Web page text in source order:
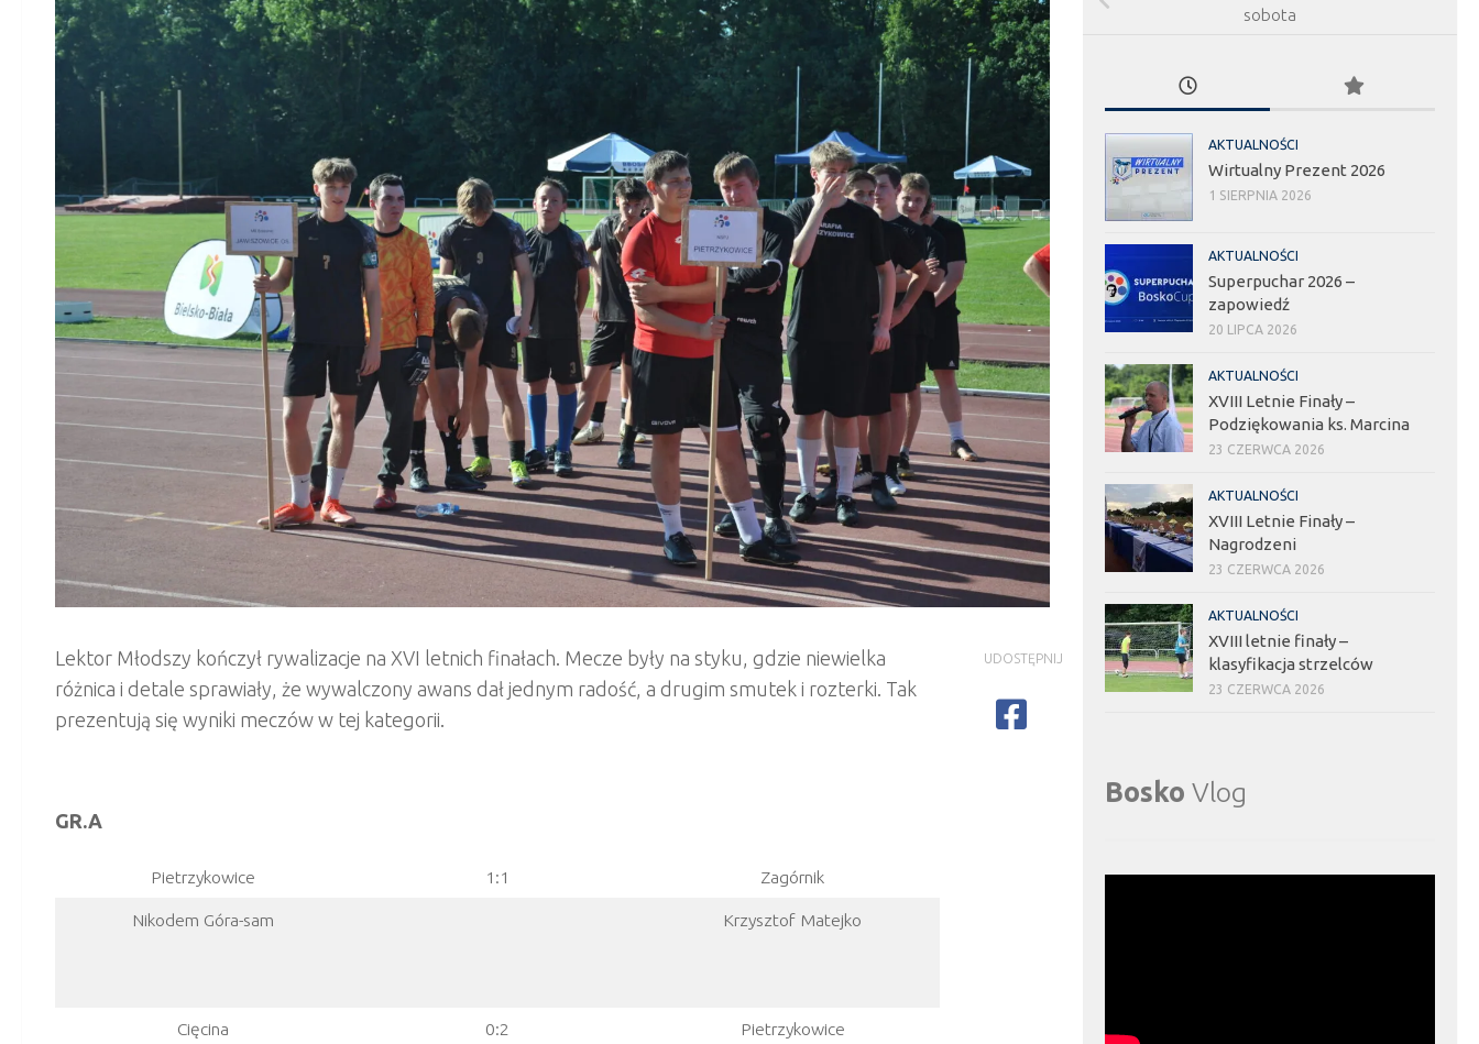
Lektor Młodszy kończył rywalizacje na XVI letnich finałach. Mecze były na styku, gdzie niewielka
różnica i detale sprawiały, że wywalczony awans dał jednym radość, a drugim smutek i rozterki. Tak
prezentują się wyniki meczów w tej kategorii.
GR.A
Pietrzykowice 1:1 Zagórnik
Nikodem Góra-sam Krzysztof Matejko
Cięcina 0:2 Pietrzykowice
UDOSTĘPNIJ
sobota
AKTUALNOŚCI
Wirtualny Prezent 2026
1 SIERPNIA 2026
AKTUALNOŚCI
Superpuchar 2026 –
zapowiedź
20 LIPCA 2026
AKTUALNOŚCI
XVIII Letnie Finały –
Podziękowania ks. Marcina
23 CZERWCA 2026
AKTUALNOŚCI
XVIII Letnie Finały –
Nagrodzeni
23 CZERWCA 2026
AKTUALNOŚCI
XVIII letnie finały –
klasyfikacja strzelców
23 CZERWCA 2026
Bosko Vlog